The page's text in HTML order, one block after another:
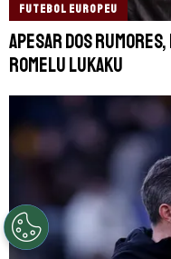
FUTEBOL EUROPEU
Apesar dos rumores,
Romelu Lukaku